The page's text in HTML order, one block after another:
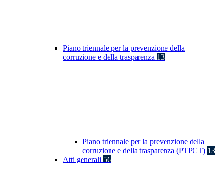
Piano triennale per la prevenzione della
corruzione e della trasparenza 13
Piano triennale per la prevenzione della
corruzione e della trasparenza (PTPCT) 13
Atti generali 56